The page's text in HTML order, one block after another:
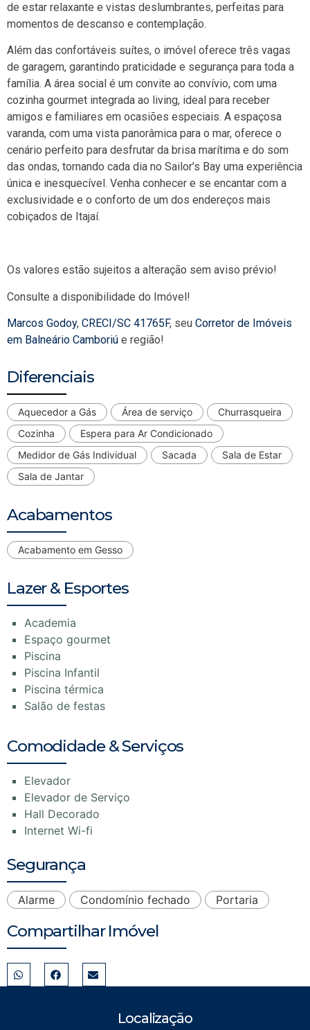
de estar relaxante e vistas deslumbrantes, perfeitas para
momentos de descanso e contemplação.
Além das confortáveis suítes, o imóvel oferece três vagas
de garagem, garantindo praticidade e segurança para toda a
família. A área social é um convite ao convívio, com uma
cozinha gourmet integrada ao living, ideal para receber
amigos e familiares em ocasiões especiais. A espaçosa
varanda, com uma vista panorâmica para o mar, oferece o
cenário perfeito para desfrutar da brisa marítima e do som
das ondas, tornando cada dia no Sailor’s Bay uma experiência
única e inesquecível. Venha conhecer e se encantar com a
exclusividade e o conforto de um dos endereços mais
cobiçados de Itajaí.
Os valores estão sujeitos a alteração sem aviso prévio!
Consulte a disponibilidade do Imóvel!
Marcos Godoy, CRECI/SC 41765F, seu Corretor de Imóveis
em Balneário Camboriú e região!
Diferenciais
Aquecedor a Gás Área de serviço
Churrasqueira
Cozinha
Espera para Ar Condicionado
Medidor de Gás Individual
Sacada
Sala de Estar
Sala de Jantar
Acabamentos
Acabamento em Gesso
Lazer & Esportes
Academia
Espaço gourmet
Piscina
Piscina Infantil
Piscina térmica
Salão de festas
Comodidade & Serviços
Elevador
Elevador de Serviço
Hall Decorado
Internet Wi-fi
Segurança
Alarme Condomínio fechado Portaria
Compartilhar Imóvel
Localização